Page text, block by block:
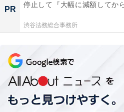
1位：いぶりがっこのタル
物本舗）／49票
秋田名物「いぶりがっこ」を
スが堂々の1位。伝統的な風味
「野菜にも揚げ物にも合う万
せ」で話題性抜群。現代的に進
PR
停止して『大幅に減額してか
渋谷法務総合事務所